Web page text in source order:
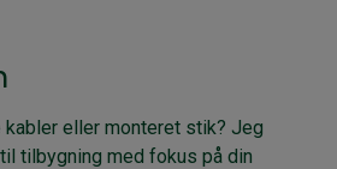
kabler eller monteret stik? Jeg
tilbygning med fokus på din